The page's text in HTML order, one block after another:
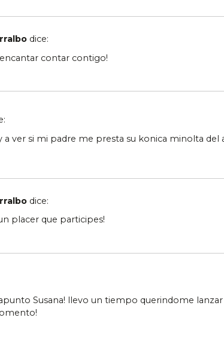
dice:
contar contigo!
a ver si mi padre me presta su konica minolta del
dice:
placer que participes!
Susana! llevo un tiempo querindome